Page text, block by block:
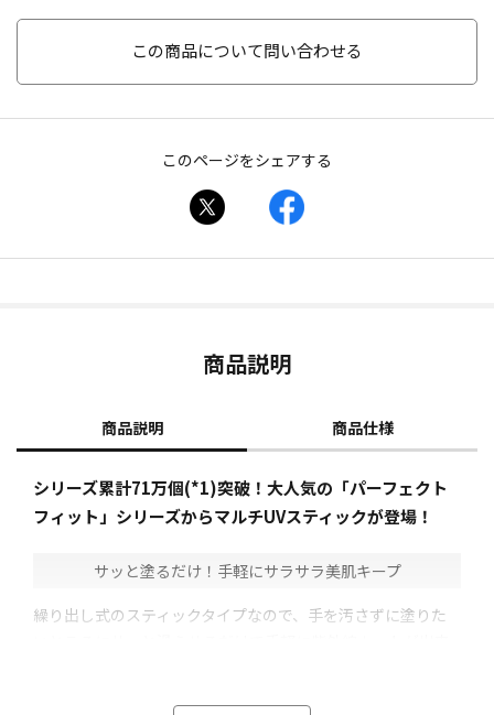
この商品について問い合わせる
このページをシェアする
商品説明
商品説明 商品仕様
シリーズ累計71万個(*1)突破！大人気の「パーフェクト
フィット」シリーズからマルチUVスティックが登場！
サッと塗るだけ！手軽にサラサラ美肌キープ
繰り出し式のスティックタイプなので、手を汚さずに塗りた